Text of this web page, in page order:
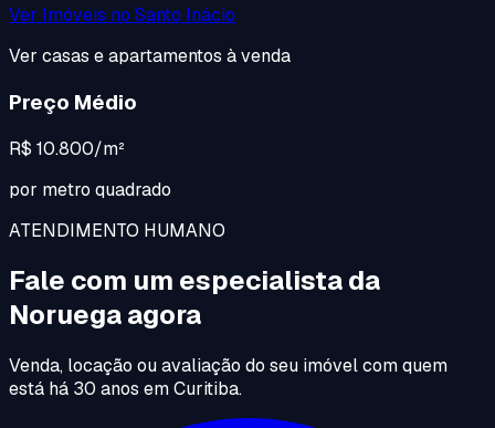
Ver Imóveis no Santo Inácio
Ver casas e apartamentos à venda
Preço Médio
R$ 10.800/m²
por metro quadrado
ATENDIMENTO HUMANO
Fale com um especialista da
Noruega agora
Venda, locação ou avaliação do seu imóvel com quem
está há 30 anos em Curitiba.